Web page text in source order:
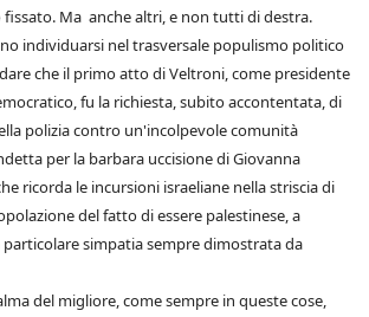
fissato. Ma anche altri, e non tutti di destra.
individuarsi nel trasversale populismo politico
che il primo atto di Veltroni, come presidente
fu la richiesta, subito accontentata, di
polizia contro un'incolpevole comunità
per la barbara uccisione di Giovanna
ricorda le incursioni israeliane nella striscia di
del fatto di essere palestinese, a
simpatia sempre dimostrata da
del migliore, come sempre in queste cose,